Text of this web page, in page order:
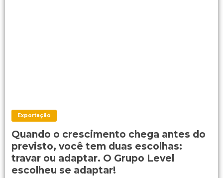
Exportação
Quando o crescimento chega antes do
previsto, você tem duas escolhas:
travar ou adaptar. O Grupo Level
escolheu se adaptar!